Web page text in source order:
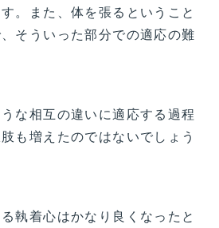
。また、体を張るということ
そういった部分での適応の難
な相互の違いに適応する過程
も増えたのではないでしょう
執着心はかなり良くなったと